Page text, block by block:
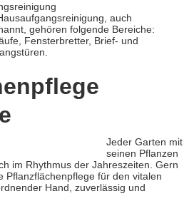
auch
gehören folgende Bereiche:
Fensterbretter, Brief- und
Jeder Garten mit
seinen Pflanzen
im Rhythmus der Jahreszeiten. Gern
Pflanzflächenpflege für den vitalen
Hand, zuverlässig und